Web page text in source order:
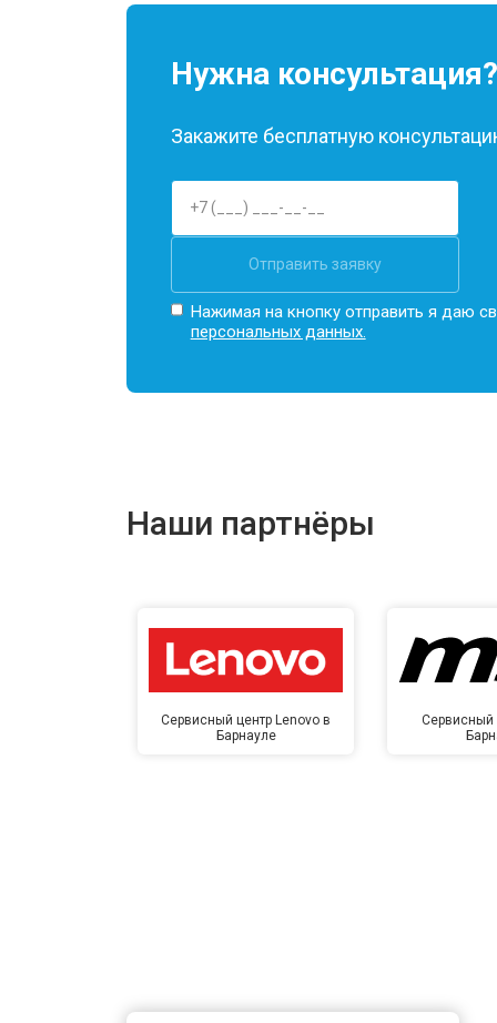
Нужна консультация?
Закажите бесплатную
Отправить заявку
Нажимая на кнопку отправить я даю
персональных данных.
Наши партнёры
Сервисный центр Lenovo в
Барнауле
Сервисный